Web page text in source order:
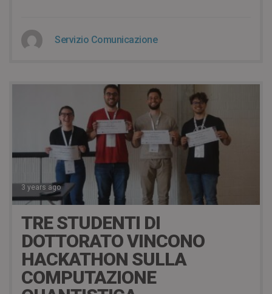
Servizio Comunicazione
3 years ago
TRE STUDENTI DI
DOTTORATO VINCONO
HACKATHON SULLA
COMPUTAZIONE